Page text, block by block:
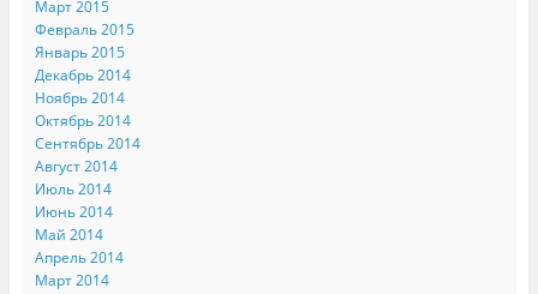
Март 2015
Февраль 2015
Январь 2015
Декабрь 2014
Ноябрь 2014
Октябрь 2014
Сентябрь 2014
Август 2014
Июль 2014
Июнь 2014
Май 2014
Апрель 2014
Март 2014